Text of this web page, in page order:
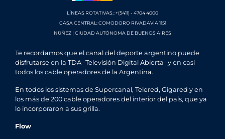
LÍNEAS ROTATIVAS.: +(5411) - 4704 4000
CASA CENTRAL: COMODORO RIVADAVIA 1151
NÚÑEZ | CIUDAD AUTÓNOMA DE BUENOS AIRES
Te recordamos que el canal del deporte argentino puede
disfrutarse en la TDA -Televisión Digital Abierta- y en casi
todos los cable operadores de la Argentina.
En todos los sistemas de Supercanal, Telered, Gigared y en
los más de 200 cable operadores del interior del país, que ya
lo incorporaron a sus grilla.
Flow